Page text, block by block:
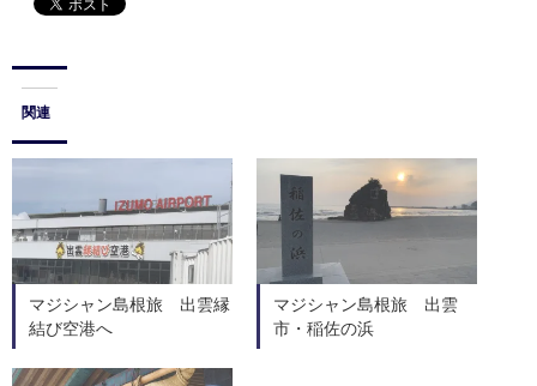
関連
マジシャン島根旅 出雲縁
結び空港へ
マジシャン島根旅 出雲
市・稲佐の浜